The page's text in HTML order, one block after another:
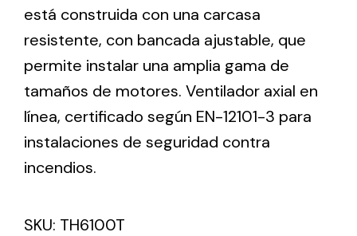
Iluminación Solar
Variedad de soluciones solares para todo tipo
de necesidades.
está construida con una carcasa
resistente, con bancada ajustable, que
permite instalar una amplia gama de
tamaños de motores. Ventilador axial en
línea, certificado según EN-12101-3 para
instalaciones de seguridad contra
incendios.
SKU: TH6100T